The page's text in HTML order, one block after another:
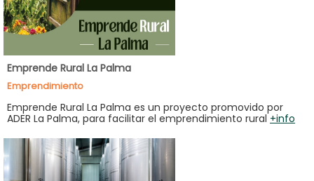
Emprende Rural La Palma
Emprendimiento
Emprende Rural La Palma es un proyecto promovido por
ADER La Palma, para facilitar el emprendimiento rural +info